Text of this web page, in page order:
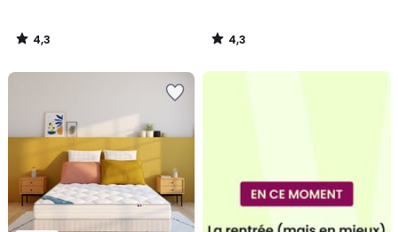
4,3
/
4,3
/